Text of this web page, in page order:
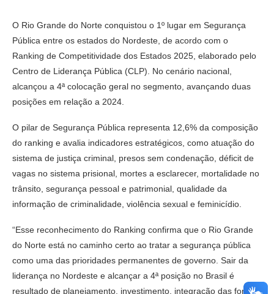
O Rio Grande do Norte conquistou o 1º lugar em Segurança
Pública entre os estados do Nordeste, de acordo com o
Ranking de Competitividade dos Estados 2025, elaborado pelo
Centro de Liderança Pública (CLP). No cenário nacional,
alcançou a 4ª colocação geral no segmento, avançando duas
posições em relação a 2024.
O pilar de Segurança Pública representa 12,6% da composição
do ranking e avalia indicadores estratégicos, como atuação do
sistema de justiça criminal, presos sem condenação, déficit de
vagas no sistema prisional, mortes a esclarecer, mortalidade no
trânsito, segurança pessoal e patrimonial, qualidade da
informação de criminalidade, violência sexual e feminicídio.
“Esse reconhecimento do Ranking confirma que o Rio Grande
do Norte está no caminho certo ao tratar a segurança pública
como uma das prioridades permanentes de governo. Sair da
liderança no Nordeste e alcançar a 4ª posição no Brasil é
resultado de planejamento, investimento, integração das forças